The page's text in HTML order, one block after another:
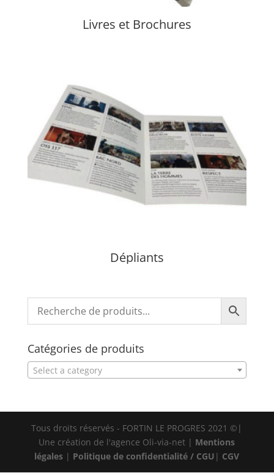
Livres et Brochures
Dépliants
Catégories de produits
Select a category
Tous droits réservés - FORTIN LE PROGRES 2021 ©|
Une création de l'agence Oli-via-net | Mentions
légales | Politique de confidentialité / CGU | CGV